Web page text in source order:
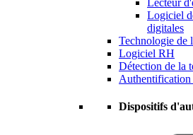
Logiciel
digitales
Technologie de
Logiciel RH
Détection de la
Authentification
Dispositifs